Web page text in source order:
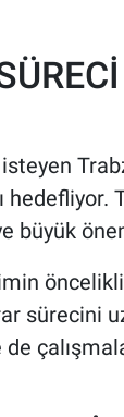
büyük
öncelikli
sürecini